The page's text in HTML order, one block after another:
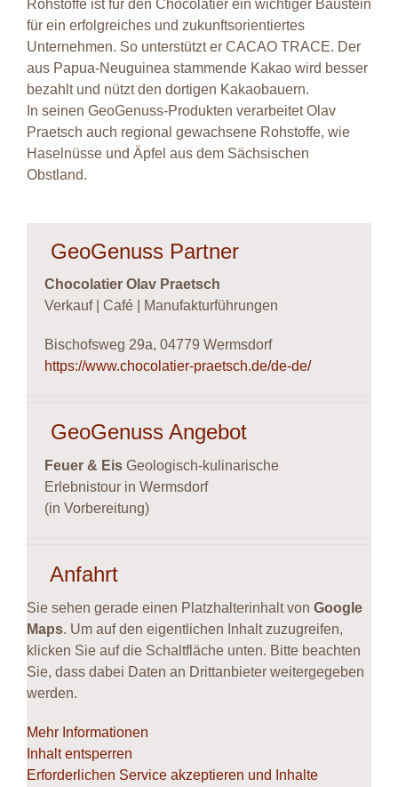
Rohstoffe ist für den Chocolatier ein wichtiger Baustein
für ein erfolgreiches und zukunftsorientiertes
Unternehmen. So unterstützt er CACAO TRACE. Der
aus Papua-Neuguinea stammende Kakao wird besser
bezahlt und nützt den dortigen Kakaobauern.
In seinen GeoGenuss-Produkten verarbeitet Olav
Praetsch auch regional gewachsene Rohstoffe, wie
Haselnüsse und Äpfel aus dem Sächsischen
Obstland.
GeoGenuss Partner
Chocolatier Olav Praetsch
Verkauf | Café | Manufakturführungen
Bischofsweg 29a, 04779 Wermsdorf
https://www.chocolatier-praetsch.de/de-de/
GeoGenuss Angebot
Feuer & Eis Geologisch-kulinarische
Erlebnistour in Wermsdorf
(in Vorbereitung)
Anfahrt
Sie sehen gerade einen Platzhalterinhalt von Google
Maps. Um auf den eigentlichen Inhalt zuzugreifen,
klicken Sie auf die Schaltfläche unten. Bitte beachten
Sie, dass dabei Daten an Drittanbieter weitergegeben
werden.
Mehr Informationen
Inhalt entsperren
Erforderlichen Service akzeptieren und Inhalte